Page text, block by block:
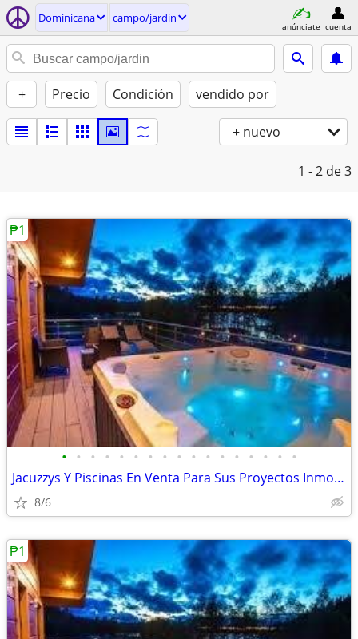
Dominicana campo/jardin
anúnciate cuenta
+ Precio Condición vendido por
+ nuevo
1 - 2 de 3
• • • • • • • • • • • • • • • • •
Jacuzzys Y Piscinas En Venta Para Sus Proyectos Inmobiliarios!
8/6
₱1
₱1